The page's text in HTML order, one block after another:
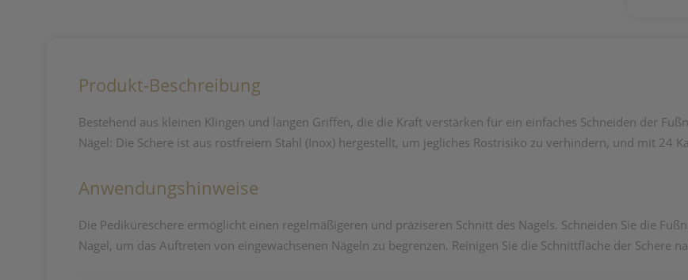
Produkt-Beschreibung
Bestehend aus kleinen Klingen und langen Griffen, die die Kraft verstärken für ein einfaches Schneiden der
Nägel: Die Schere ist aus rostfreiem Stahl (Inox) hergestellt, um jegliches Rostrisiko zu verhindern, und mit 24
Anwendungshinweise
Die Pediküreschere ermöglicht einen regelmäßigeren und präziseren Schnitt des Nagels. Schneiden Sie die
Nagel, um das Auftreten von eingewachsenen Nägeln zu begrenzen. Reinigen Sie die Schnittfläche der Schere